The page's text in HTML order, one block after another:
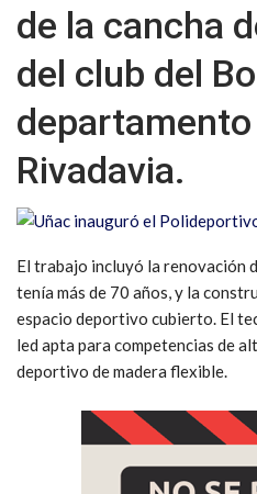
de la cancha
del club del
departamento
Rivadavia.
El trabajo incluyó la renovación
tenía más de 70 años, y la
espacio deportivo cubierto. El
led apta para competencias de
deportivo de madera flexible.